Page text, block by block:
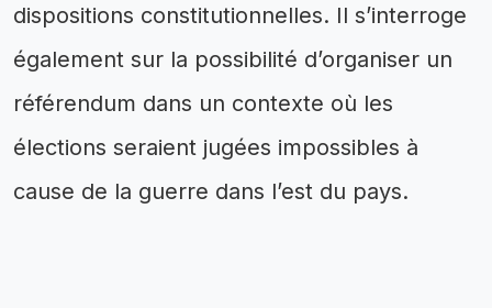
dispositions constitutionnelles. Il s’interroge
également sur la possibilité d’organiser un
référendum dans un contexte où les
élections seraient jugées impossibles à
cause de la guerre dans l’est du pays.